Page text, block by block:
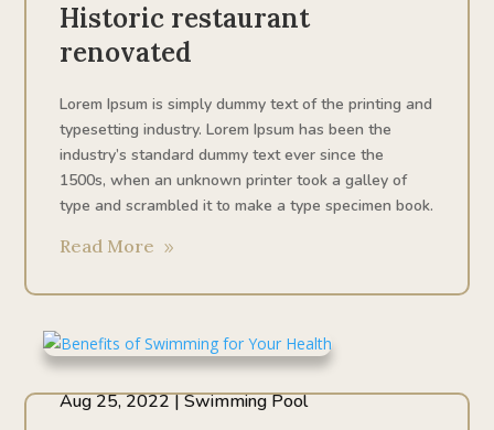
Historic restaurant
renovated
Lorem Ipsum is simply dummy text of the printing and
typesetting industry. Lorem Ipsum has been the
industry’s standard dummy text ever since the
1500s, when an unknown printer took a galley of
type and scrambled it to make a type specimen book.
Read More
Aug 25, 2022|Swimming Pool